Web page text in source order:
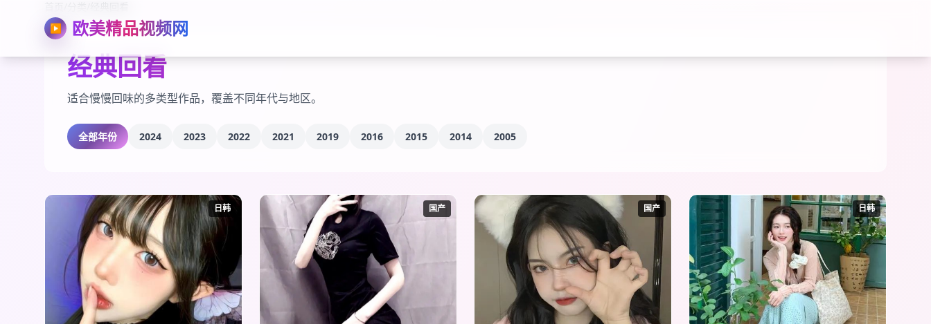
▶ 欧美精品视频网
经典回看
适合慢慢回味的多类型作品，覆盖不同年代与地区。
全部年份 2024 2023 2022 2021 2019 2016 2015 2014 2005
日韩 国产 国产 日韩